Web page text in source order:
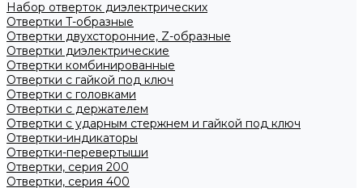
Набор отверток диэлектрических
Отвертки T-образные
Отвертки двухсторонние, Z-образные
Отвертки диэлектрические
Отвертки комбинированные
Отвертки с гайкой под ключ
Отвертки с головками
Отвертки с держателем
Отвертки с ударным стержнем и гайкой под ключ
Отвертки-индикаторы
Отвертки-перевертыши
Отвертки, серия 200
Отвертки, серия 400